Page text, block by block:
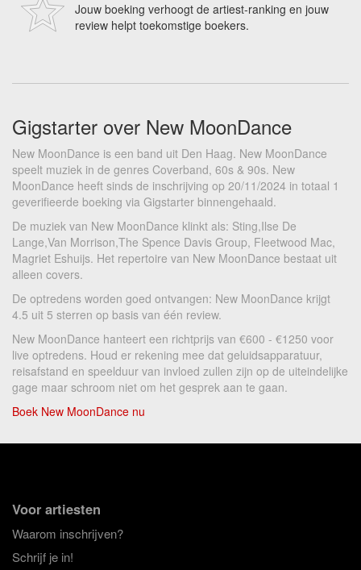
Jouw boeking verhoogt de artiest-ranking en jouw
review helpt toekomstige boekers.
Gigstarter over New MoonDance
New MoonDance is een band uit Den Haag. New MoonDance
speelt muziek in de genres Coverband, 60s & 90s. New
MoonDance heeft sinds de inschrijving op 20/11/2024 in totaal 1
geverifieerde boeking via Gigstarter binnengehaald.
De muziek van New MoonDance klinkt als: Sting,Ilse De
Lange,Van Morrison,The Spence Davis Group, Fleetwood Mac,
Magriet Eshuijs. Het repertoire van New MoonDance bestaat uit
alleen covers.
De optredens worden goed ontvangen: New MoonDance krijgt
4.5 uit 5 sterren op basis van één review.
New MoonDance hanteert een richtprijs van €600 - €1250 voor
live optredens. Houd er rekening mee dat geluidsapparatuur,
reisafstand en speelduur van invloed zullen zijn op de uiteindelijke
gage maar schroom niet om het gesprek aan te gaan.
Boek New MoonDance nu
Voor artiesten
Waarom inschrijven?
Schrijf je in!